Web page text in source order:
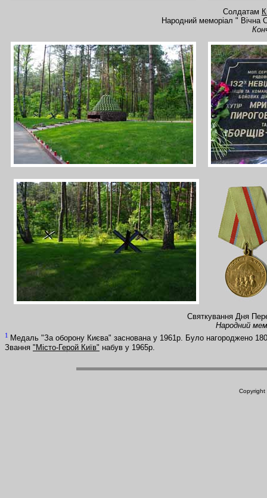
Солдатам
Народний меморіал " Вічна
Святкування Дня
Народний
1 Медаль "За оборону Києва" заснована у 1961р. Було нагороджено
Звання "Місто-Герой Київ" набув у 1965р.